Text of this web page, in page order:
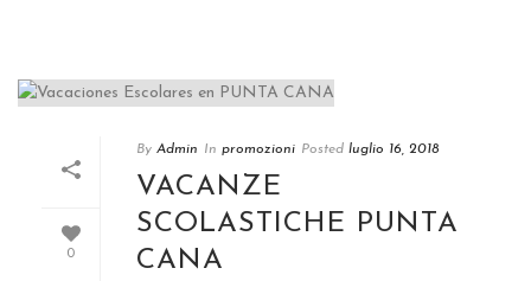
0
By Admin In promozioni Posted luglio 16, 2018
VACANZE
SCOLASTICHE PUNTA
CANA